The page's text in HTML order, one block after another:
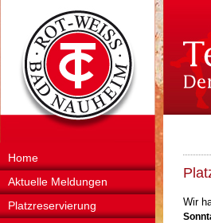
Home
Aktuelle Meldungen
Platzreservierung
Wir